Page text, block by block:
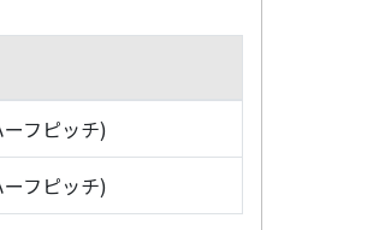
フピッチ)
フピッチ)